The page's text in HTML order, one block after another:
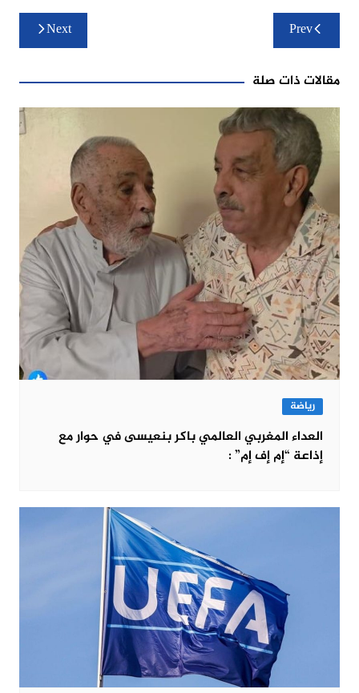
تصفّح
المقالاتPrev
Next
مقالات ذات صلة
رياضة
العداء المغربي العالمي باكر بنعيسى في حوار مع
إذاعة “إم إف إم” :